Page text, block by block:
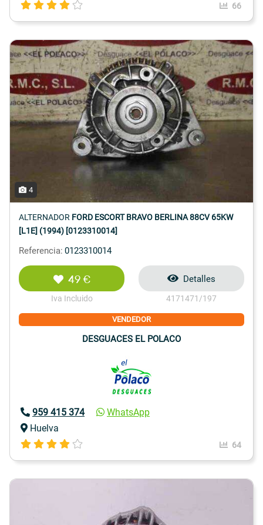
66
4
ALTERNADOR FORD ESCORT BRAVO BERLINA 88CV 65KW
[L1E] (1994) [0123310014]
Referencia: 0123310014
49 €
Iva Incluido
Detalles
4171471/197
VENDEDOR
DESGUACES EL POLACO
959 415 374
WhatsApp
Huelva
64